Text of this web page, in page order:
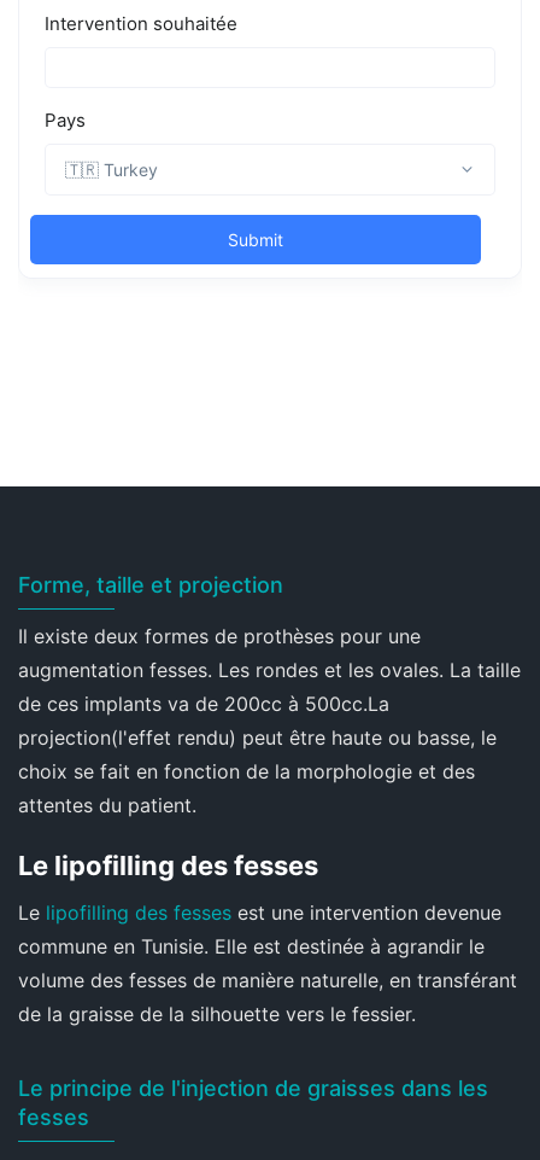
Forme, taille et projection
Il existe deux formes de prothèses pour une
augmentation fesses. Les rondes et les ovales. La taille
de ces implants va de 200cc à 500cc.La
projection(l'effet rendu) peut être haute ou basse, le
choix se fait en fonction de la morphologie et des
attentes du patient.
Le lipofilling des fesses
Le lipofilling des fesses est une intervention devenue
commune en Tunisie. Elle est destinée à agrandir le
volume des fesses de manière naturelle, en transférant
de la graisse de la silhouette vers le fessier.
Le principe de l'injection de graisses dans les
fesses